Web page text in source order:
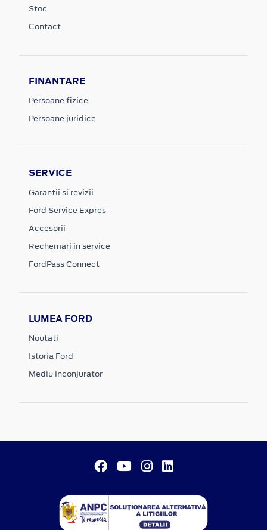
Stoc
Contact
FINANTARE
Persoane fizice
Persoane juridice
SERVICE
Garantii si revizii
Ford Service Expres
Accesorii
Rechemari in service
FordPass Connect
LUMEA FORD
Noutati
Istoria Ford
Mediu inconjurator